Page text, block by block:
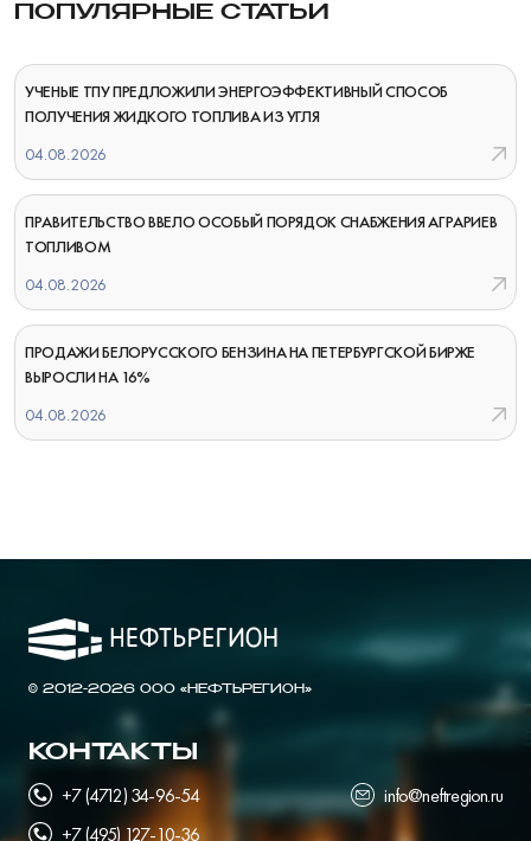
ПОПУЛЯРНЫЕ СТАТЬИ
УЧЕНЫЕ ТПУ ПРЕДЛОЖИЛИ ЭНЕРГОЭФФЕКТИВНЫЙ СПОСОБ
ПОЛУЧЕНИЯ ЖИДКОГО ТОПЛИВА ИЗ УГЛЯ
04.08.2026
ПРАВИТЕЛЬСТВО ВВЕЛО ОСОБЫЙ ПОРЯДОК СНАБЖЕНИЯ АГРАРИЕВ
ТОПЛИВОМ
04.08.2026
ПРОДАЖИ БЕЛОРУССКОГО БЕНЗИНА НА ПЕТЕРБУРГСКОЙ БИРЖЕ
ВЫРОСЛИ НА 16%
04.08.2026
© 2012-2026 ООО «НЕФТЬРЕГИОН»
КОНТАКТЫ
+7 (4712) 34-96-54
+7 (495) 127-10-36
info@neftregion.ru